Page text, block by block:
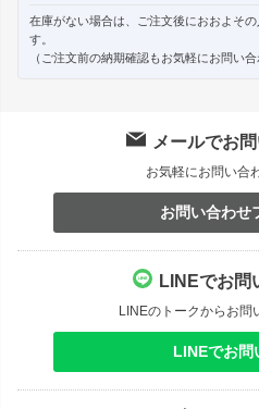
在庫がない場合は、ご注文後におおよそ
す。
（ご注文前の納期確認もお気軽にお問い合
メールでお
お気軽にお問い合
お問い合わせ
LINEでお問
LINEのトークからお問
LINEでお問